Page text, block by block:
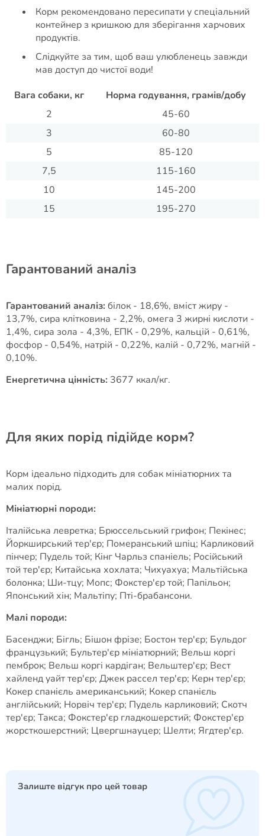
Корм рекомендовано пересипати у спеціальний
контейнер з кришкою для зберігання харчових
продуктів.
Слідкуйте за тим, щоб ваш улюбленець завжди
мав доступ до чистої води!
Вага собаки, кг
Норма годування, грамів/добу
2
45-60
3
60-80
5
85-120
7,5
115-160
10
145-200
15
195-270
Гарантований аналіз
Гарантований аналіз: білок - 18,6%, вміст жиру -
13,7%, сира клітковина - 2,2%, омега 3 жирні кислоти -
1,4%, сира зола - 4,3%, ЕПК - 0,29%, кальцій - 0,61%,
фосфор - 0,54%, натрій - 0,22%, калій - 0,72%, магній -
0,10%.
Енергетична цінність: 3677 ккал/кг.
Для яких порід підійде корм?
Корм ідеально підходить для собак мініатюрних та
малих порід.
Мініатюрні породи:
Італійська левретка; Брюссельський грифон; Пекінес;
Йоркширський тер'єр; Померанський шпіц; Карликовий
пінчер; Пудель той; Кінг Чарльз спаніель; Російський
той тер'єр; Китайська хохлата; Чихуахуа; Мальтійська
болонка; Ши-тцу; Мопс; Фокстер'єр той; Папільон;
Японський хін; Мальтіпу; Пті-брабансони.
Малі породи:
Басенджи; Бігль; Бішон фрізе; Бостон тер'єр; Бульдог
французький; Бультер'єр мініатюрний; Вельш коргі
пемброк; Вельш коргі кардіган; Вельштер'єр; Вест
хайленд уайт тер'єр; Джек рассел тер'єр; Керн тер'єр;
Кокер спанієль американський; Кокер спанієль
англійський; Норвіч тер'єр; Пудель карликовий; Скотч
тер'єр; Такса; Фокстер'єр гладкошерстий; Фокстер'єр
жорсткошерстний; Цвергшнауцер; Шелти; Ягдтер'єр.
Залиште відгук про цей товар